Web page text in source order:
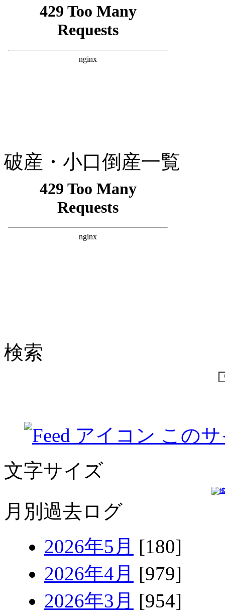
破産・小口倒産一覧
検索
この
文字サイズ
月別過去ログ
2026年5月 [180]
2026年4月 [979]
2026年3月 [954]